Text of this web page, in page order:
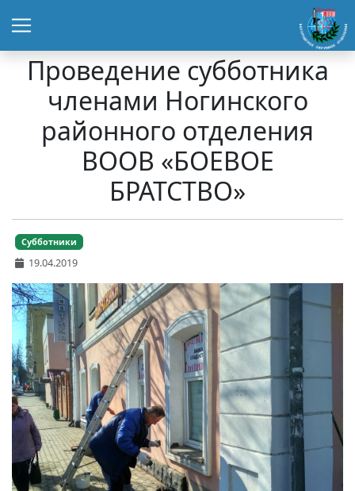
Проведение субботника
членами Ногинского
районного отделения
ВООВ «БОЕВОЕ
БРАТСТВО»
Субботники
19.04.2019